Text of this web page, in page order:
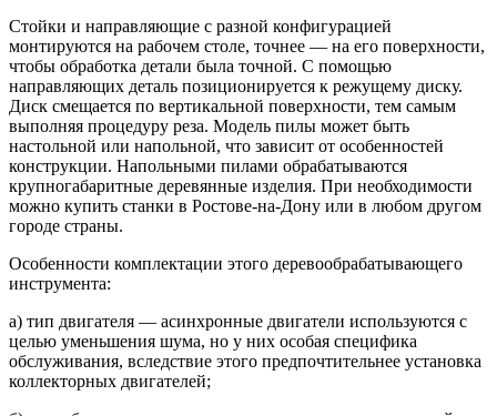
Стойки и направляющие с разной конфигурацией
монтируются на рабочем столе, точнее — на его поверхности,
чтобы обработка детали была точной. С помощью
направляющих деталь позиционируется к режущему диску.
Диск смещается по вертикальной поверхности, тем самым
выполняя процедуру реза. Модель пилы может быть
настольной или напольной, что зависит от особенностей
конструкции. Напольными пилами обрабатываются
крупногабаритные деревянные изделия. При необходимости
можно купить станки в Ростове-на-Дону или в любом другом
городе страны.
Особенности комплектации этого деревообрабатывающего
инструмента:
а) тип двигателя — асинхронные двигатели используются с
целью уменьшения шума, но у них особая специфика
обслуживания, вследствие этого предпочтительнее установка
коллекторных двигателей;